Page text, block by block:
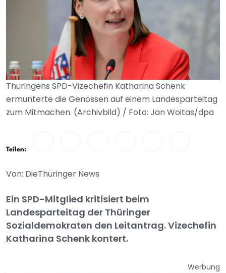
Thüringens SPD-Vizechefin Katharina Schenk
ermunterte die Genossen auf einem Landesparteitag
zum Mitmachen. (Archivbild) / Foto: Jan Woitas/dpa
Teilen:
Von: DieThüringer News
Ein SPD-Mitglied kritisiert beim
Landesparteitag der Thüringer
Sozialdemokraten den Leitantrag. Vizechefin
Katharina Schenk kontert.
Werbung